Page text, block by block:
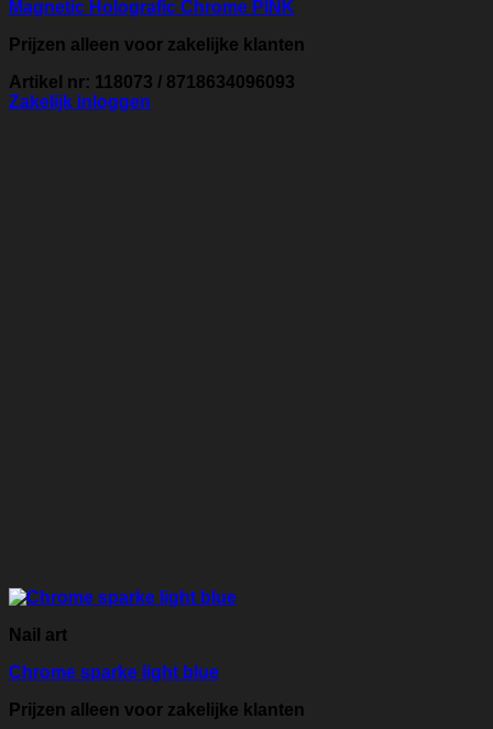
Magnetic Holografic Chrome PINK
Prijzen alleen voor zakelijke klanten
Artikel nr: 118073 / 8718634096093
Zakelijk inloggen
Nail art
Chrome sparke light blue
Prijzen alleen voor zakelijke klanten